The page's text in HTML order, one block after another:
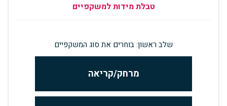
טבלת מידות למשקפיים
שלב ראשון: בוחרים את סוג המשקפיים
מרחק/קריאה